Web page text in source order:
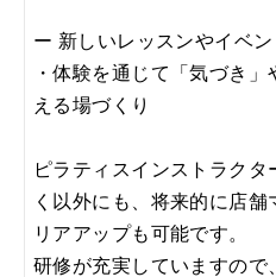
ー 新しいレッスンやイベ
・体験を通じて「気づき
える場づくり
ピラティスインストラク
く以外にも、将来的に店
リアアップも可能です。
研修が充実していますので